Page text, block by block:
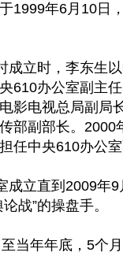
1999年6月10日
成立时，李东生
610办公室副主
影电视总局副局
部副部长。2000
任中央610办公室
成立直到2009年
战”的操盘手。
当年年底，5个